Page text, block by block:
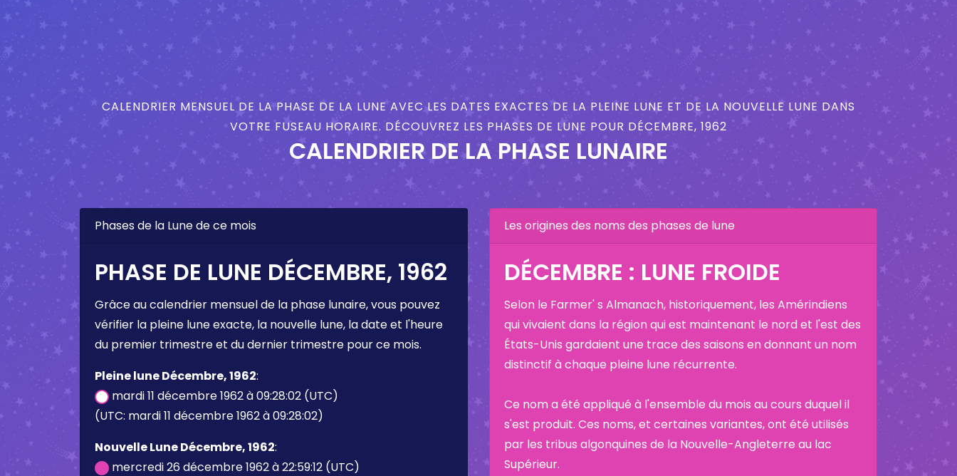
CALENDRIER MENSUEL DE LA PHASE DE LA LUNE AVEC LES DATES EXACTES DE LA PLEINE LUNE ET DE LA NOUVELLE LUNE DANS
VOTRE FUSEAU HORAIRE. DÉCOUVREZ LES PHASES DE LUNE POUR DÉCEMBRE, 1962
CALENDRIER DE LA PHASE LUNAIRE
Phases de la Lune de ce mois
PHASE DE LUNE DÉCEMBRE, 1962
Grâce au calendrier mensuel de la phase lunaire, vous pouvez
vérifier la pleine lune exacte, la nouvelle lune, la date et l'heure
du premier trimestre et du dernier trimestre pour ce mois.
Pleine lune Décembre, 1962:
mardi 11 décembre 1962 à 09:28:02 (UTC)
(UTC: mardi 11 décembre 1962 à 09:28:02)
Nouvelle Lune Décembre, 1962:
mercredi 26 décembre 1962 à 22:59:12 (UTC)
Les origines des noms des phases de lune
DÉCEMBRE : LUNE FROIDE
Selon le Farmer' s Almanach, historiquement, les Amérindiens
qui vivaient dans la région qui est maintenant le nord et l'est des
États-Unis gardaient une trace des saisons en donnant un nom
distinctif à chaque pleine lune récurrente.
Ce nom a été appliqué à l'ensemble du mois au cours duquel il
s'est produit. Ces noms, et certaines variantes, ont été utilisés
par les tribus algonquines de la Nouvelle-Angleterre au lac
Supérieur.